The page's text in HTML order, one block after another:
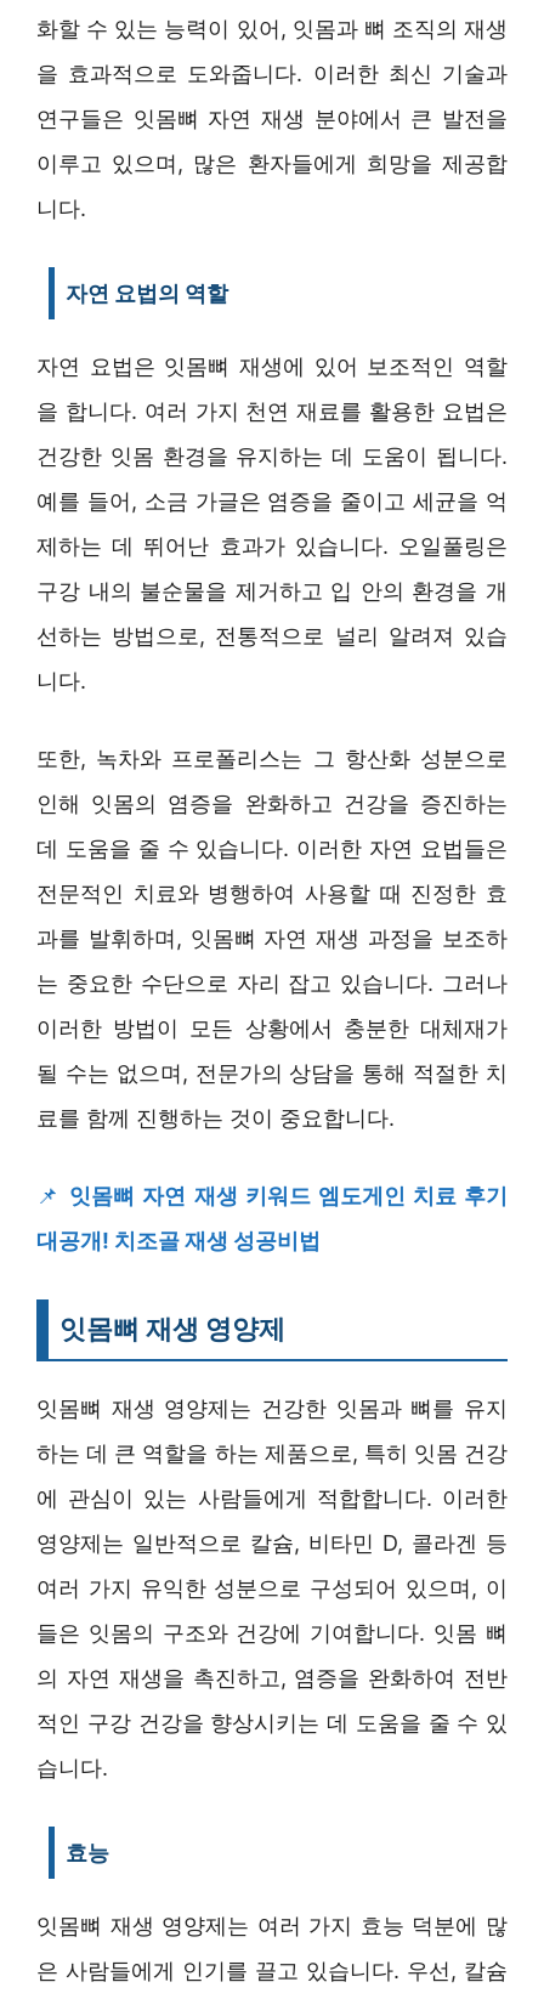
화할 수 있는 능력이 있어, 잇몸과 뼈 조직의 재생
을 효과적으로 도와줍니다. 이러한 최신 기술과
연구들은 잇몸뼈 자연 재생 분야에서 큰 발전을
이루고 있으며, 많은 환자들에게 희망을 제공합
니다.
자연 요법의 역할
자연 요법은 잇몸뼈 재생에 있어 보조적인 역할
을 합니다. 여러 가지 천연 재료를 활용한 요법은
건강한 잇몸 환경을 유지하는 데 도움이 됩니다.
예를 들어, 소금 가글은 염증을 줄이고 세균을 억
제하는 데 뛰어난 효과가 있습니다. 오일풀링은
구강 내의 불순물을 제거하고 입 안의 환경을 개
선하는 방법으로, 전통적으로 널리 알려져 있습
니다.
또한, 녹차와 프로폴리스는 그 항산화 성분으로
인해 잇몸의 염증을 완화하고 건강을 증진하는
데 도움을 줄 수 있습니다. 이러한 자연 요법들은
전문적인 치료와 병행하여 사용할 때 진정한 효
과를 발휘하며, 잇몸뼈 자연 재생 과정을 보조하
는 중요한 수단으로 자리 잡고 있습니다. 그러나
이러한 방법이 모든 상황에서 충분한 대체재가
될 수는 없으며, 전문가의 상담을 통해 적절한 치
료를 함께 진행하는 것이 중요합니다.
📌 잇몸뼈 자연 재생 키워드 엠도게인 치료 후기
대공개! 치조골 재생 성공비법
잇몸뼈 재생 영양제
잇몸뼈 재생 영양제는 건강한 잇몸과 뼈를 유지
하는 데 큰 역할을 하는 제품으로, 특히 잇몸 건강
에 관심이 있는 사람들에게 적합합니다. 이러한
영양제는 일반적으로 칼슘, 비타민 D, 콜라겐 등
여러 가지 유익한 성분으로 구성되어 있으며, 이
들은 잇몸의 구조와 건강에 기여합니다. 잇몸 뼈
의 자연 재생을 촉진하고, 염증을 완화하여 전반
적인 구강 건강을 향상시키는 데 도움을 줄 수 있
습니다.
효능
잇몸뼈 재생 영양제는 여러 가지 효능 덕분에 많
은 사람들에게 인기를 끌고 있습니다. 우선, 칼슘